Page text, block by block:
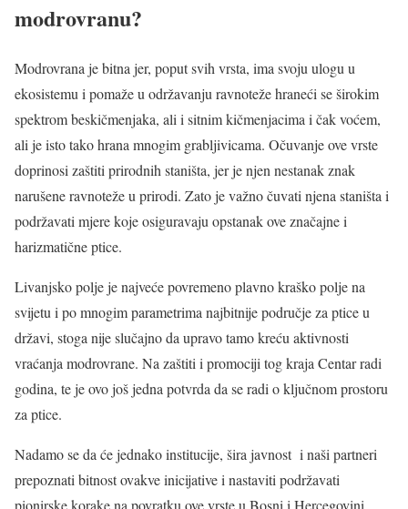
modrovranu?
Modrovrana je bitna jer, poput svih vrsta, ima svoju ulogu u
ekosistemu i pomaže u održavanju ravnoteže hraneći se širokim
spektrom beskičmenjaka, ali i sitnim kičmenjacima i čak voćem,
ali je isto tako hrana mnogim grabljivicama. Očuvanje ove vrste
doprinosi zaštiti prirodnih staništa, jer je njen nestanak znak
narušene ravnoteže u prirodi. Zato je važno čuvati njena staništa i
podržavati mjere koje osiguravaju opstanak ove značajne i
harizmatične ptice.
Livanjsko polje je najveće povremeno plavno kraško polje na
svijetu i po mnogim parametrima najbitnije područje za ptice u
državi, stoga nije slučajno da upravo tamo kreću aktivnosti
vraćanja modrovrane. Na zaštiti i promociji tog kraja Centar radi
godina, te je ovo još jedna potvrda da se radi o ključnom prostoru
za ptice.
Nadamo se da će jednako institucije, šira javnost i naši partneri
prepoznati bitnost ovakve inicijative i nastaviti podržavati
pionirske korake na povratku ove vrste u Bosni i Hercegovini.